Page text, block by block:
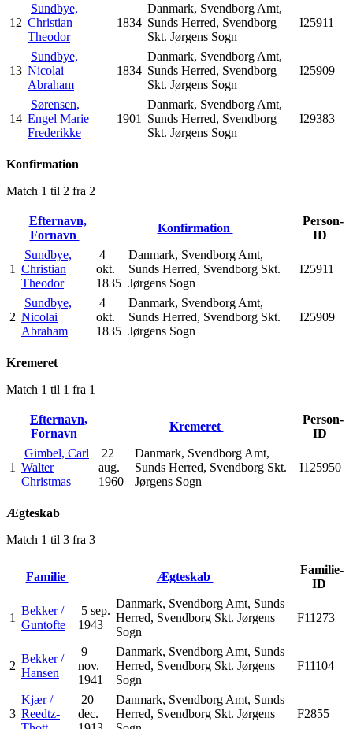
12
Sundbye,
Christian
Theodor
1834
Danmark, Svendborg Amt,
Sunds Herred, Svendborg
Skt. Jørgens Sogn
I25911
13
Sundbye,
Nicolai
Abraham
1834
Danmark, Svendborg Amt,
Sunds Herred, Svendborg
Skt. Jørgens Sogn
I25909
14
Sørensen,
Engel Marie
Frederikke
1901
Danmark, Svendborg Amt,
Sunds Herred, Svendborg
Skt. Jørgens Sogn
I29383
Konfirmation
Match 1 til 2 fra 2
Efternavn,
Fornavn
Konfirmation
Person-
ID
1
Sundbye,
Christian
Theodor
4
okt.
1835
Danmark, Svendborg Amt,
Sunds Herred, Svendborg Skt.
Jørgens Sogn
I25911
2
Sundbye,
Nicolai
Abraham
4
okt.
1835
Danmark, Svendborg Amt,
Sunds Herred, Svendborg Skt.
Jørgens Sogn
I25909
Kremeret
Match 1 til 1 fra 1
Efternavn,
Fornavn
Kremeret
Person-
ID
1
Gimbel, Carl
Walter
Christmas
22
aug.
1960
Danmark, Svendborg Amt,
Sunds Herred, Svendborg Skt.
Jørgens Sogn
I125950
Ægteskab
Match 1 til 3 fra 3
Familie Ægteskab
Familie-
ID
1
Bekker /
Guntofte
5 sep.
1943
Danmark, Svendborg Amt, Sunds
Herred, Svendborg Skt. Jørgens
Sogn
F11273
2
Bekker /
Hansen
9
nov.
1941
Danmark, Svendborg Amt, Sunds
Herred, Svendborg Skt. Jørgens
Sogn
F11104
3
Kjær /
Reedtz-
20
dec.
Danmark, Svendborg Amt, Sunds
Herred, Svendborg Skt. Jørgens
F2855